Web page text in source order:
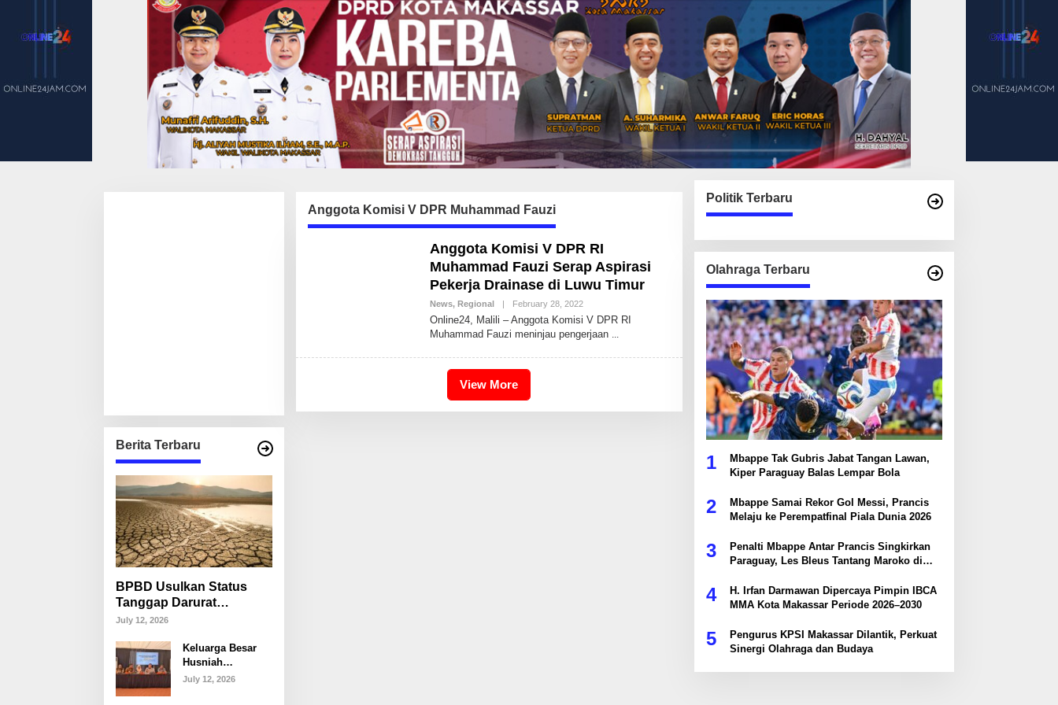
Berita Terbaru
BPBD Usulkan Status
Tanggap Darurat
Kekeringan di Makassar,
Mulai Krisis Air Bersih
July 12, 2026
Keluarga Besar
Husniah
Talenrang
July 12, 2026
Anggota Komisi V DPR Muhammad Fauzi
Anggota Komisi V DPR RI
Muhammad Fauzi Serap Aspirasi
Pekerja Drainase di Luwu Timur
News, Regional | February 28, 2022B
Y
A
N
H
D
Online24, Malili – Anggota Komisi V DPR RI
Muhammad Fauzi meninjau pengerjaan
View More
Politik Terbaru
Olahraga Terbaru
1
Mbappe Tak Gubris Jabat Tangan Lawan,
Kiper Paraguay Balas Lempar Bola
2
Mbappe Samai Rekor Gol Messi, Prancis
Melaju ke Perempatfinal Piala Dunia 2026
3
Penalti Mbappe Antar Prancis Singkirkan
Paraguay, Les Bleus Tantang Maroko di
4
H. Irfan Darmawan Dipercaya Pimpin IBCA
MMA Kota Makassar Periode 2026–2030
5
Pengurus KPSI Makassar Dilantik, Perkuat
Sinergi Olahraga dan Budaya